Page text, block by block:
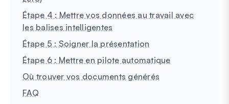
Étape 4 : Mettre vos données au travail avec
les balises intelligentes
Étape 5 : Soigner la présentation
Étape 6 : Mettre en pilote automatique
Où trouver vos documents générés
FAQ